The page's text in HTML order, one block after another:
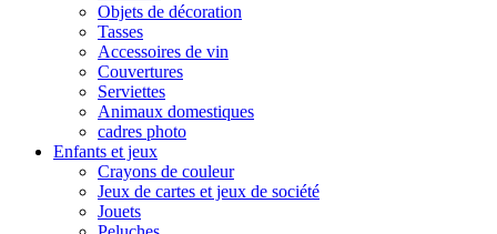
Objets de décoration
Tasses
Accessoires de vin
Couvertures
Serviettes
Animaux domestiques
cadres photo
Enfants et jeux
Crayons de couleur
Jeux de cartes et jeux de société
Jouets